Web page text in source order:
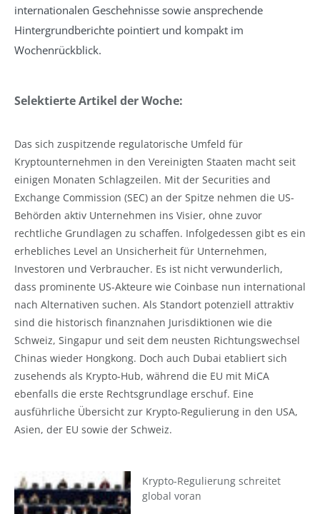
internationalen Geschehnisse sowie ansprechende
Hintergrundberichte pointiert und kompakt im
Wochenrückblick.
Selektierte Artikel der Woche:
Das sich zuspitzende regulatorische Umfeld für
Kryptounternehmen in den Vereinigten Staaten macht seit
einigen Monaten Schlagzeilen. Mit der Securities and
Exchange Commission (SEC) an der Spitze nehmen die US-
Behörden aktiv Unternehmen ins Visier, ohne zuvor
rechtliche Grundlagen zu schaffen. Infolgedessen gibt es ein
erhebliches Level an Unsicherheit für Unternehmen,
Investoren und Verbraucher. Es ist nicht verwunderlich,
dass prominente US-Akteure wie Coinbase nun international
nach Alternativen suchen. Als Standort potenziell attraktiv
sind die historisch finanznahen Jurisdiktionen wie die
Schweiz, Singapur und seit dem neusten Richtungswechsel
Chinas wieder Hongkong. Doch auch Dubai etabliert sich
zusehends als Krypto-Hub, während die EU mit MiCA
ebenfalls die erste Rechtsgrundlage erschuf. Eine
ausführliche Übersicht zur Krypto-Regulierung in den USA,
Asien, der EU sowie der Schweiz.
Krypto-Regulierung schreitet
global voran